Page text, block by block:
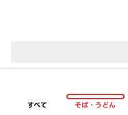
すべて そば・うどん